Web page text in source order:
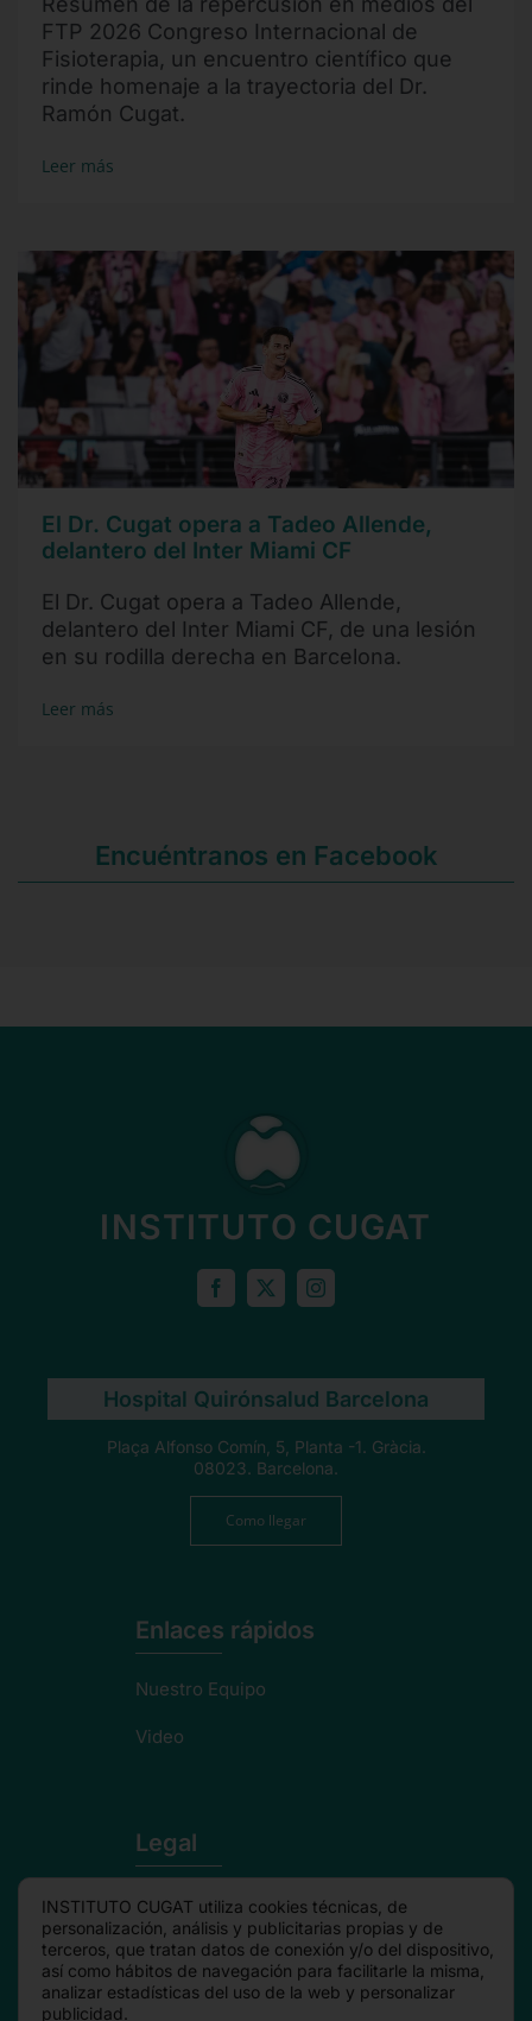
FTP 2026 Congreso Internacional de
Fisioterapia, un encuentro científico que
rinde homenaje a la trayectoria del Dr.
Ramón Cugat.
Leer más
El Dr. Cugat opera a Tadeo Allende,
delantero del Inter Miami CF
El Dr. Cugat opera a Tadeo Allende,
delantero del Inter Miami CF, de una lesión
en su rodilla derecha en Barcelona.
Leer más
Encuéntranos en Facebook
INSTITUTO CUGAT
Enlaces rápidos
Nuestro Equipo
Video
Legal
Politica de privacidad
Aviso Legal
Política de cookies
Hospital Quirónsalud Barcelona
Plaça Alfonso Comín, 5, Planta -1. Gràcia.
08023. Barcelona.
Como llegar
INSTITUTO CUGAT utiliza cookies técnicas, de
personalización, análisis y publicitarias propias y de
terceros, que tratan datos de conexión y/o del dispositivo,
así como hábitos de navegación para facilitarle la misma,
analizar estadísticas del uso de la web y personalizar
publicidad.